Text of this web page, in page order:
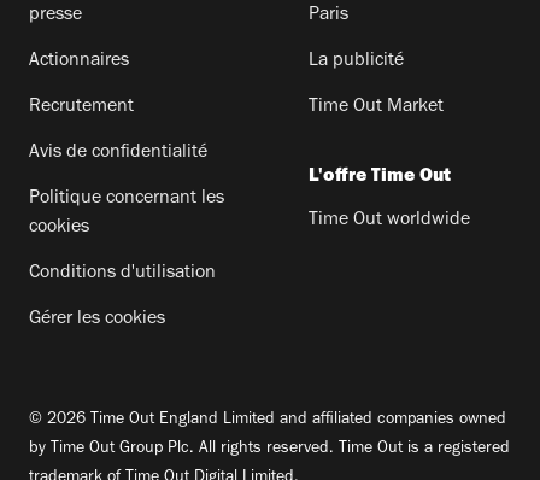
presse
Actionnaires
Recrutement
Avis de confidentialité
Politique concernant les
cookies
Conditions d'utilisation
Gérer les cookies
Paris
La publicité
Time Out Market
L'offre Time Out
Time Out worldwide
© 2026 Time Out England Limited and affiliated companies owned
by Time Out Group Plc. All rights reserved. Time Out is a registered